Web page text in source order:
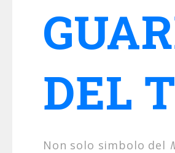
DEL
Non solo simbolo del